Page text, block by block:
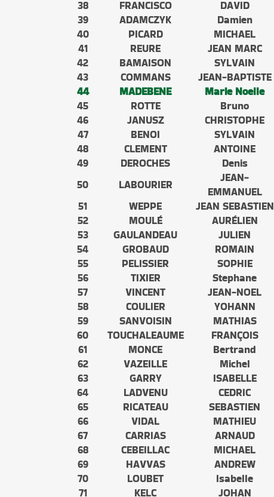
38
FRANCISCO DAVID
39
ADAMCZYK Damien
40
PICARD MICHAEL
41
REURE JEAN MARC
42
BAMAISON SYLVAIN
43
COMMANS JEAN-BAPTISTE
44
MADEBENE Marie Noelle
45
ROTTE Bruno
46
JANUSZ CHRISTOPHE
47
BENOI SYLVAIN
48
CLEMENT ANTOINE
49
DEROCHES Denis
50
LABOURIER
JEAN-
EMMANUEL
51
WEPPE JEAN SEBASTIEN
52
MOULÉ AURÉLIEN
53
GAULANDEAU JULIEN
54
GROBAUD ROMAIN
55
PELISSIER SOPHIE
56
TIXIER Stephane
57
VINCENT JEAN-NOEL
58
COULIER YOHANN
59
SANVOISIN MATHIAS
60
TOUCHALEAUME FRANÇOIS
61
MONCE Bertrand
62
VAZEILLE Michel
63
GARRY ISABELLE
64
LADVENU CEDRIC
65
RICATEAU SEBASTIEN
66
VIDAL MATHIEU
67
CARRIAS ARNAUD
68
CEBEILLAC MICHAEL
69
HAVVAS ANDREW
70
LOUBET Isabelle
71
KELC JOHAN